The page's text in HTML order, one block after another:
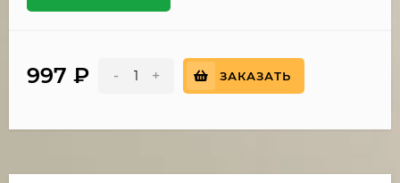
997 ₽ - + ЗАКАЗАТЬ